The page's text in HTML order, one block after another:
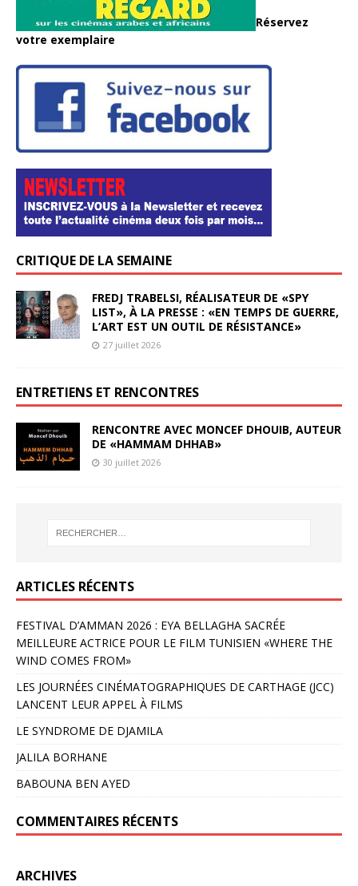
Réservez
votre exemplaire
CRITIQUE DE LA SEMAINE
FREDJ TRABELSI, RÉALISATEUR DE «SPY
LIST», À LA PRESSE : «EN TEMPS DE GUERRE,
L’ART EST UN OUTIL DE RÉSISTANCE»
27 juillet 2026
ENTRETIENS ET RENCONTRES
RENCONTRE AVEC MONCEF DHOUIB, AUTEUR
DE «HAMMAM DHHAB»
30 juillet 2026
ARTICLES RÉCENTS
FESTIVAL D’AMMAN 2026 : EYA BELLAGHA SACRÉE
MEILLEURE ACTRICE POUR LE FILM TUNISIEN «WHERE THE
WIND COMES FROM»
LES JOURNÉES CINÉMATOGRAPHIQUES DE CARTHAGE (JCC)
LANCENT LEUR APPEL À FILMS
LE SYNDROME DE DJAMILA
JALILA BORHANE
BABOUNA BEN AYED
COMMENTAIRES RÉCENTS
ARCHIVES